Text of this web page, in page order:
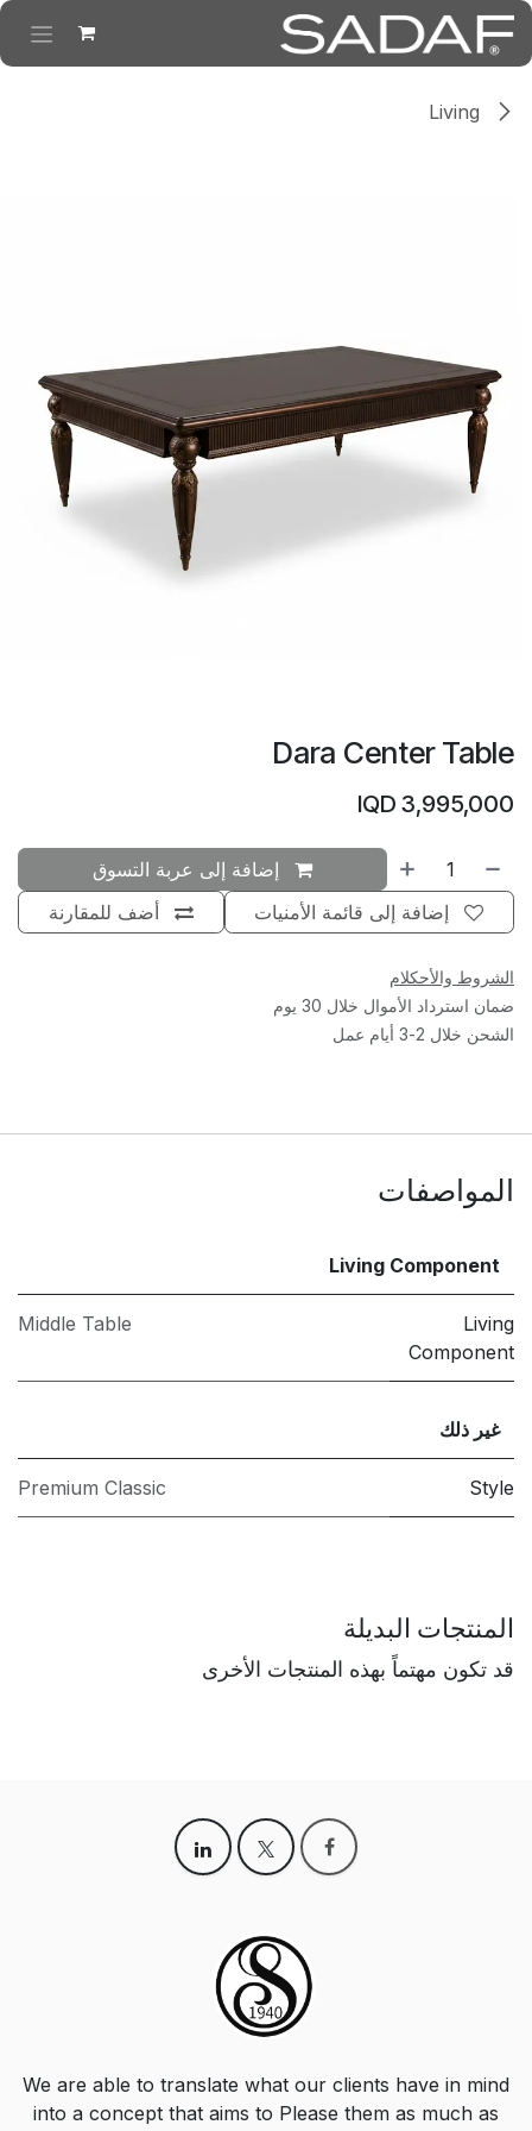
تخطي للذهاب إلى المحتوى
Dara Center Table
3,995,000
إضافة إلى عربة التسوق
أضف للمقارنة
إضافة إلى قائمة الأمنيات
الشروط والأحكلام
ضمان استرداد الأموال خلال 30 يوم
الشحن خلال 2-3 أيام عمل
المواصفات
Living Component
Living
Component
Middle Table
غير ذلك
Style
Premium Classic
المنتجات البديلة
قد تكون مهتماً بهذه المنتجات الأخرى
We are able to translate what our clients have in mind
into a concept that aims to Please them as much as